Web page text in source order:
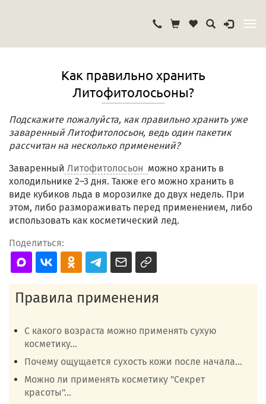
Как правильно хранить
Литофитолосьоны?
Подскажите пожалуйста, как правильно хранить уже
заваренный Литофитолосьон, ведь один пакетик
рассчитан на несколько применений?
Заваренный Литофитолосьон можно хранить в
холодильнике 2–3 дня. Также его можно хранить в
виде кубиков льда в морозилке до двух недель. При
этом, либо размораживать перед применением, либо
использовать как косметический лед.
Поделиться:
Правила применения
С какого возраста можно применять сухую
косметику...
Почему ощущается сухость кожи после начала...
Можно ли применять косметику "Секрет
красоты"...